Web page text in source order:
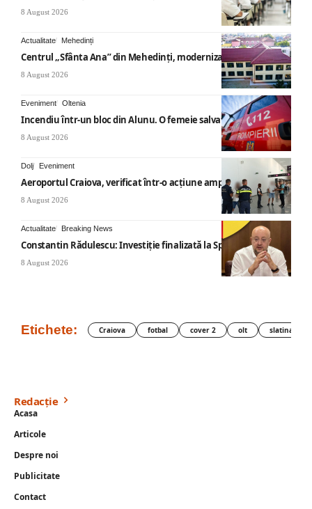
8 August 2026
Actualitate Mehedinți
Centrul „Sfânta Ana” din Mehedinți, modernizat
8 August 2026
Eveniment Oltenia
Incendiu într-un bloc din Alunu. O femeie salvată
8 August 2026
Dolj Eveniment
Aeroportul Craiova, verificat într-o acțiune amplă
8 August 2026
Actualitate Breaking News
Constantin Rădulescu: Investiție finalizată la Spitalul Mihăești
8 August 2026
Etichete: Craiova fotbal cover 2 olt slatina
Redacție
Acasa
Articole
Despre noi
Publicitate
Contact